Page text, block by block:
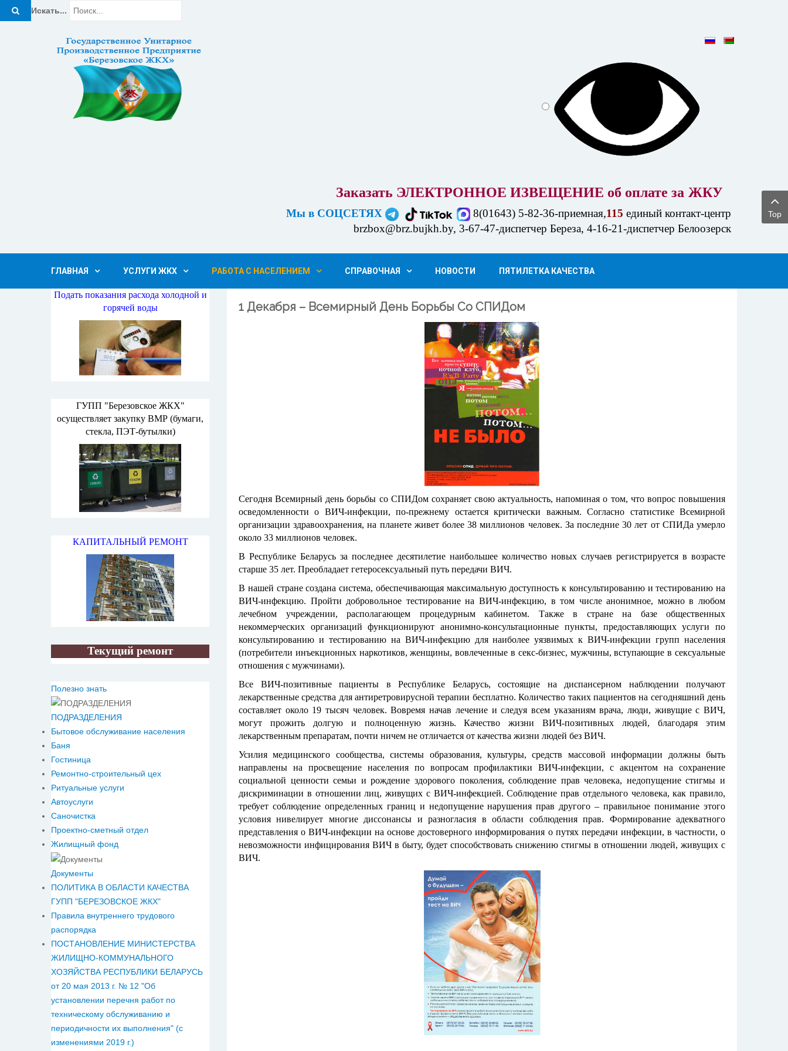
Искать...
Заказать ЭЛЕКТРОННОЕ ИЗВЕЩЕНИЕ об оплате за ЖКУ
Мы в СОЦСЕТЯХ 8(01643) 5-82-36-приемная,115 единый контакт-центр
brzbox@brz.bujkh.by, 3-67-47-диспетчер Береза, 4-16-21-диспетчер Белоозерск
ГЛАВНАЯ УСЛУГИ ЖКХ РАБОТА С НАСЕЛЕНИЕМ СПРАВОЧНАЯ НОВОСТИ ПЯТИЛЕТКА КАЧЕСТВА
1 Декабря – Всемирный День Борьбы Со СПИДом
Сегодня Всемирный день борьбы со СПИДом сохраняет свою актуальность, напоминая о том, что вопрос повышения
осведомленности о ВИЧ-инфекции, по-прежнему остается критически важным. Согласно статистике Всемирной
организации здравоохранения, на планете живет более 38 миллионов человек. За последние 30 лет от СПИДа умерло
около 33 миллионов человек.
В Республике Беларусь за последнее десятилетие наибольшее количество новых случаев регистрируется в возрасте
старше 35 лет. Преобладает гетеросексуальный путь передачи ВИЧ.
В нашей стране создана система, обеспечивающая максимальную доступность к консультированию и тестированию на
ВИЧ-инфекцию. Пройти добровольное тестирование на ВИЧ-инфекцию, в том числе анонимное, можно в любом
лечебном учреждении, располагающем процедурным кабинетом. Также в стране на базе общественных
некоммерческих организаций функционируют анонимно-консультационные пункты, предоставляющих услуги по
консультированию и тестированию на ВИЧ-инфекцию для наиболее уязвимых к ВИЧ-инфекции групп населения
(потребители инъекционных наркотиков, женщины, вовлеченные в секс-бизнес, мужчины, вступающие в сексуальные
отношения с мужчинами).
Все ВИЧ-позитивные пациенты в Республике Беларусь, состоящие на диспансерном наблюдении получают
лекарственные средства для антиретровирусной терапии бесплатно. Количество таких пациентов на сегодняшний день
составляет около 19 тысяч человек. Вовремя начав лечение и следуя всем указаниям врача, люди, живущие с ВИЧ,
могут прожить долгую и полноценную жизнь. Качество жизни ВИЧ-позитивных людей, благодаря этим
лекарственным препаратам, почти ничем не отличается от качества жизни людей без ВИЧ.
Усилия медицинского сообщества, системы образования, культуры, средств массовой информации должны быть
направлены на просвещение населения по вопросам профилактики ВИЧ-инфекции, с акцентом на сохранение
социальной ценности семьи и рождение здорового поколения, соблюдение прав человека, недопущение стигмы и
дискриминации в отношении лиц, живущих с ВИЧ-инфекцией. Соблюдение прав отдельного человека, как правило,
требует соблюдение определенных границ и недопущение нарушения прав другого – правильное понимание этого
условия нивелирует многие диссонансы и разногласия в области соблюдения прав. Формирование адекватного
представления о ВИЧ-инфекции на основе достоверного информирования о путях передачи инфекции, в частности, о
невозможности инфицирования ВИЧ в быту, будет способствовать снижению стигмы в отношении людей, живущих с
ВИЧ.
Подать показания расхода холодной и
горячей воды
ГУПП "Березовское ЖКХ"
осуществляет закупку ВМР (бумаги,
стекла, ПЭТ-бутылки)
КАПИТАЛЬНЫЙ РЕМОНТ
Текущий ремонт
Полезно знать
ПОДРАЗДЕЛЕНИЯ
Бытовое обслуживание населения
Баня
Гостиница
Ремонтно-строительный цех
Ритуальные услуги
Автоуслуги
Саночистка
Проектно-сметный отдел
Жилищный фонд
Документы
ПОЛИТИКА В ОБЛАСТИ КАЧЕСТВА
ГУПП "БЕРЕЗОВСКОЕ ЖКХ"
Правила внутреннего трудового
распорядка
ПОСТАНОВЛЕНИЕ МИНИСТЕРСТВА
ЖИЛИЩНО-КОММУНАЛЬНОГО
ХОЗЯЙСТВА РЕСПУБЛИКИ БЕЛАРУСЬ
от 20 мая 2013 г. № 12 "Об
установлении перечня работ по
техническому обслуживанию и
периодичности их выполнения" (с
изменениями 2019 г.)
Top